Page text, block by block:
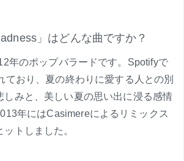
」はどんな曲ですか？
年のポップバラードです。Spotifyで
ており、夏の終わりに愛する人との別
しみと、美しい夏の思い出に浸る感情
年にはCasimereによるリミックス
トしました。